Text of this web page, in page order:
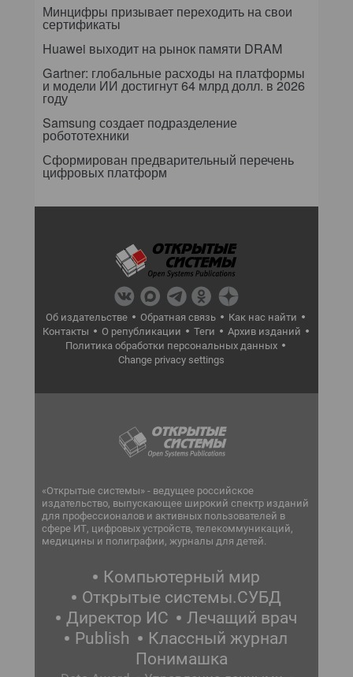
Минцифры призывает переходить на свои
сертификаты
Huawei выходит на рынок памяти DRAM
Gartner: глобальные расходы на платформы
и модели ИИ достигнут 64 млрд долл. в 2026
году
Samsung создает подразделение
робототехники
Сформирован предварительный перечень
цифровых платформ
Об издательстве Обратная связь
Как нас найти
Контакты
О републикации Теги
Архив изданий
Политика обработки персональных данных
Change privacy settings
«Открытые системы» - ведущее российское
издательство, выпускающее широкий спектр изданий
для профессионалов и активных пользователей в
сфере ИТ, цифровых устройств, телекоммуникаций,
медицины и полиграфии, журналы для детей.
Компьютерный мир
Открытые системы.СУБД
Директор ИС
Лечащий врач
Publish
Классный журнал
Понимашка